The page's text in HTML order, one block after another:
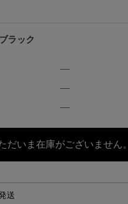
ブラック
—
—
—
だいま在庫がございません。
送